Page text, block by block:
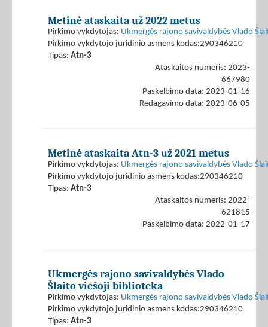
Metinė ataskaita už 2022 metus
Pirkimo vykdytojas: Ukmergės rajono savivaldybės Vlado
Pirkimo vykdytojo juridinio asmens kodas:290346210
Tipas: Atn-3
Ataskaitos numeris: 2023-
667980
Paskelbimo data: 2023-01-16
Redagavimo data: 2023-06-05
Metinė ataskaita Atn-3 už 2021 metus
Pirkimo vykdytojas: Ukmergės rajono savivaldybės Vlado
Pirkimo vykdytojo juridinio asmens kodas:290346210
Tipas: Atn-3
Ataskaitos numeris: 2022-
621815
Paskelbimo data: 2022-01-17
Ukmergės rajono savivaldybės Vlado
Šlaito viešoji biblioteka
Pirkimo vykdytojas: Ukmergės rajono savivaldybės Vlado
Pirkimo vykdytojo juridinio asmens kodas:290346210
Tipas: Atn-3